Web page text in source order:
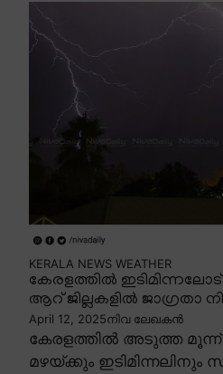
KERALA NEWS WEATHER
കേരളത്തിൽ ഇടിമിന്നലോട്
ആറ് ജില്ലകളിൽ ജാഗ്രതാ
April 12, 2025നിവ ലേഖകൻ
കേരളത്തിൽ അടുത്ത
മഴയ്ക്കും